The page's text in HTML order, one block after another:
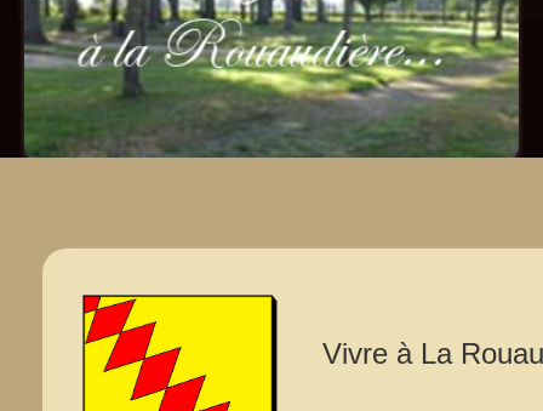
Télécharger votre livret d'accueil.
Vivre à La